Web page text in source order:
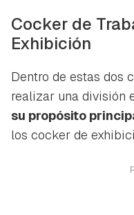
Cocker de
Exhibición
Dentro de estas dos
realizar una división
su propósito
los cocker de